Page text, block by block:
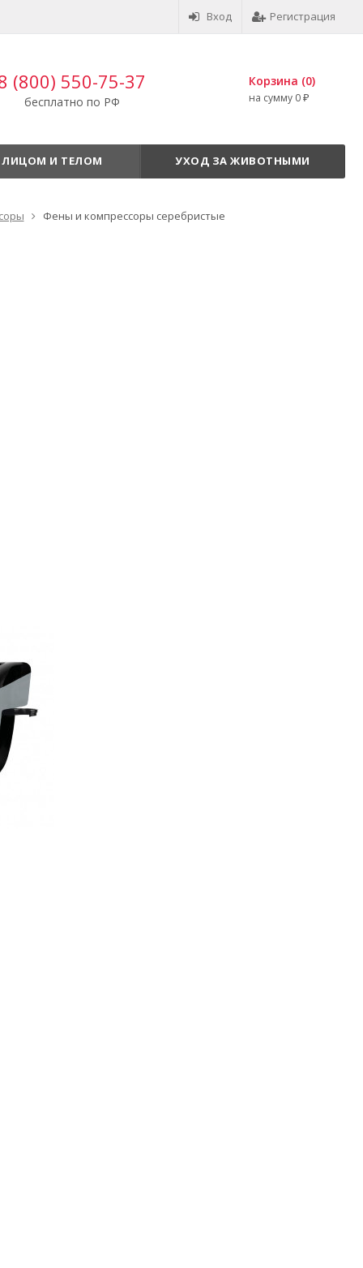
Вход Регистрация
(800) 550-75-37
бесплатно по РФ
Корзина (0)
на сумму 0 ₽
ЛИЦОМ И ТЕЛОМ УХОД ЗА ЖИВОТНЫМИ
Фены и компрессоры серебристые